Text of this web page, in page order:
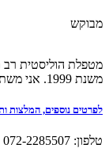
מבוקש
מטפלת הוליסטית רב
משנת 1999. אני משתמשת במגוון שיטות כדי לעזור למטופלים שלי.
לפרטים נוספים, המלצות
טלפון: 072-2285507